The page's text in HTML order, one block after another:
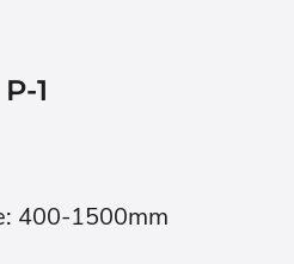
P-1
400-1500mm